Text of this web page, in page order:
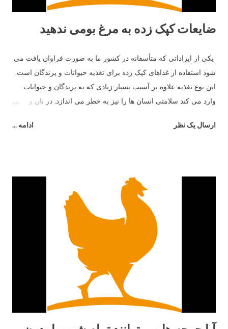
ضایعات کپک زده به مرغ بومی ندهید
یکی از ایراداتی که متأسفانه در کشور ما به صورت فراوان یافت می
شود استفاده از غذاهای کپک زده برای تغذیه حیوانات و پرندگان است.
این نوع تغذیه علاوه بر آسیب بسیار زیادی که به پرندگان و حیوانات
وارد می کند سلامتی انسان ها را نیز به خطر می اندازد. در نان و
ماده باعث آسیب شدید سیستم گوارشی پرندگان و حیوانات می شود
آب و غذای آن ها چک و تمیز شده و اطمینان حاصل کرد که کپک و
باقی مانده غذای فاسد در ظروف باقی نماند.
ارسال یک نظر ادامه ...